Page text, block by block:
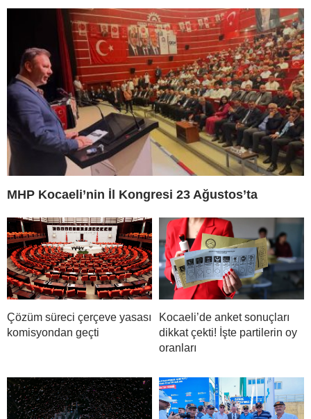
MHP Kocaeli’nin İl Kongresi 23 Ağustos’ta
Çözüm süreci çerçeve yasası
komisyondan geçti
Kocaeli’de anket sonuçları
dikkat çekti! İşte partilerin oy
oranları